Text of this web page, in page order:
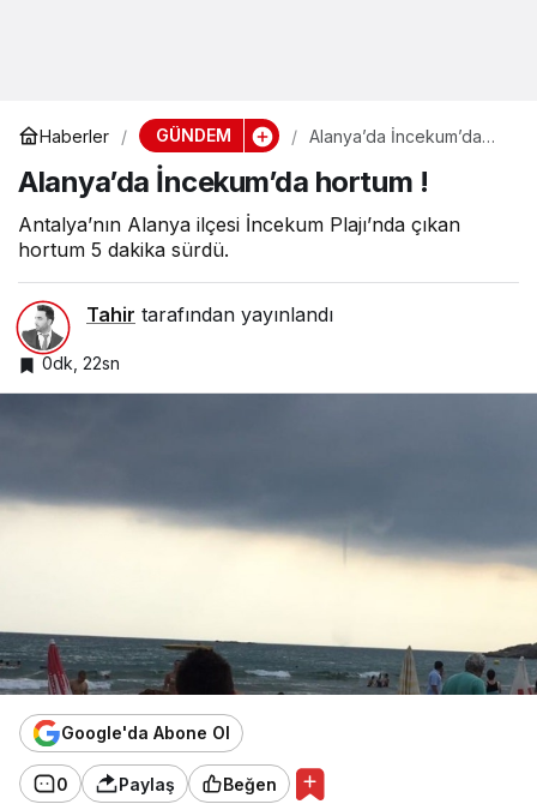
Haberler GÜNDEM
Alanya’da İncekum’da
Alanya’da İncekum’da hortum !
Antalya’nın Alanya ilçesi İncekum Plajı’nda çıkan
hortum 5 dakika sürdü.
Tahir tarafından yayınlandı
0dk, 22sn
Google'da Abone Ol
0 Paylaş Beğen